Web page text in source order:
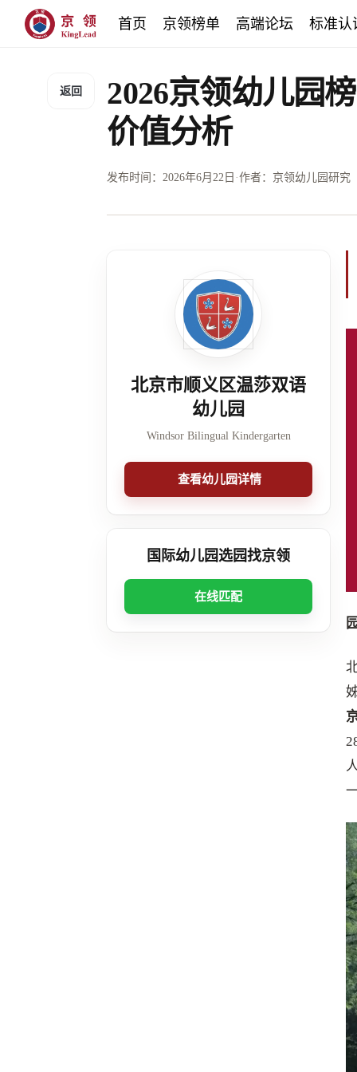
首页 京领榜单 高端论坛 标准认
返回
2026京领幼儿园
价值分析
发布时间：2026年6月22日 ·作者：京领幼儿园研究
北京市顺义区温莎双语
幼儿园
Windsor Bilingual Kindergarten
查看幼儿园详情
国际幼儿园选园找京领
在线匹配